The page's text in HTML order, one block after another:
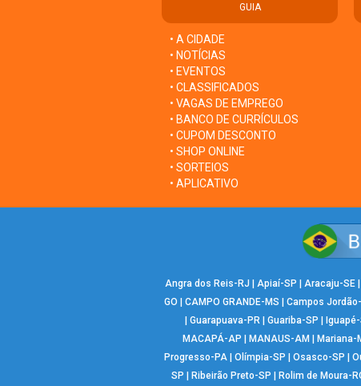
GUIA
• A CIDADE
• NOTÍCIAS
• EVENTOS
• CLASSIFICADOS
• VAGAS DE EMPREGO
• BANCO DE CURRÍCULOS
• CUPOM DESCONTO
• SHOP ONLINE
• SORTEIOS
• APLICATIVO
Angra dos Reis-RJ | Apiaí-SP | Aracaju-SE |
GO | CAMPO GRANDE-MS | Campos
| Guarapuava-PR | Guariba-SP | Iguapé-
MACAPÁ-AP | MANAUS-AM | Mariana-
Progresso-PA| Olímpia-SP | Osasco-SP |
SP | Ribeirão Preto-SP | Rolim de Moura-